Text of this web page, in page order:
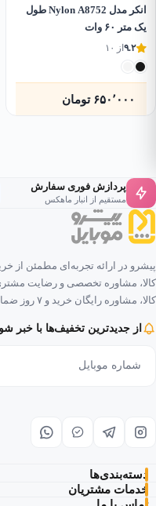
انکر مدل Nylon A8752 طول
یک متر ۶۰ وات
۹.۲از ۱۰
۶۵۰٬۰۰۰ تومان
پردازش فوری سفارش
مستقیم از انبار ماهکس
کالا،
از جدیدترین تخفیف‌ها با خبر
دسته‌بندی‌ها
خدمات مشتریان